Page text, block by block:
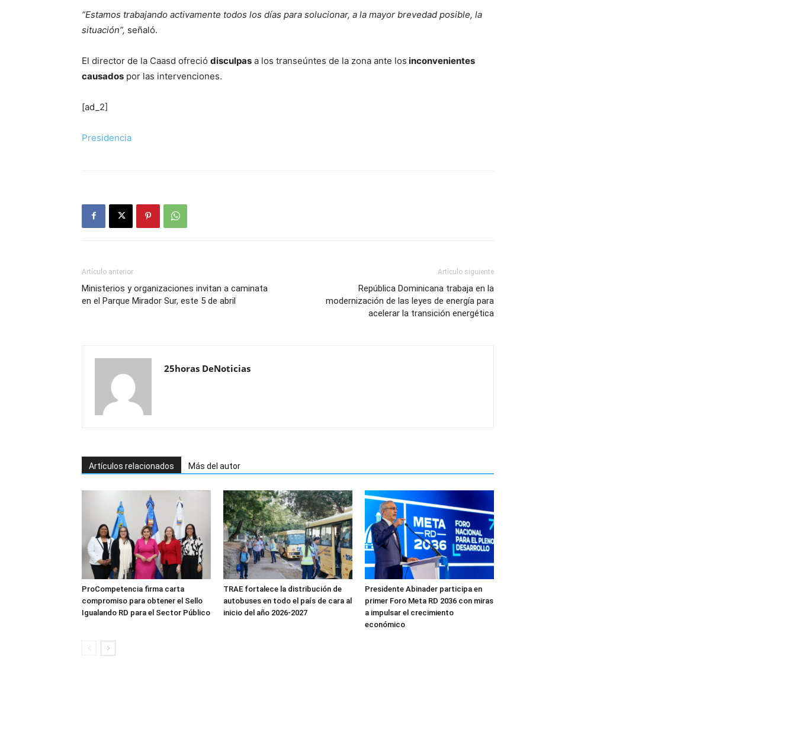
“Estamos trabajando activamente todos los días para solucionar, a la mayor brevedad posible, la
situación”, señaló.
El director de la Caasd ofreció disculpas a los transeúntes de la zona ante los inconvenientes
causados por las intervenciones.
[ad_2]
Presidencia
Artículo anterior
Ministerios y organizaciones invitan a caminata
en el Parque Mirador Sur, este 5 de abril
Artículo siguiente
República Dominicana trabaja en la
modernización de las leyes de energía para
acelerar la transición energética
25horas DeNoticias
Artículos relacionados Más del autor
ProCompetencia firma carta
compromiso para obtener el Sello
Igualando RD para el Sector Público
TRAE fortalece la distribución de
autobuses en todo el país de cara al
inicio del año 2026-2027
Presidente Abinader participa en
primer Foro Meta RD 2036 con miras
a impulsar el crecimiento
económico